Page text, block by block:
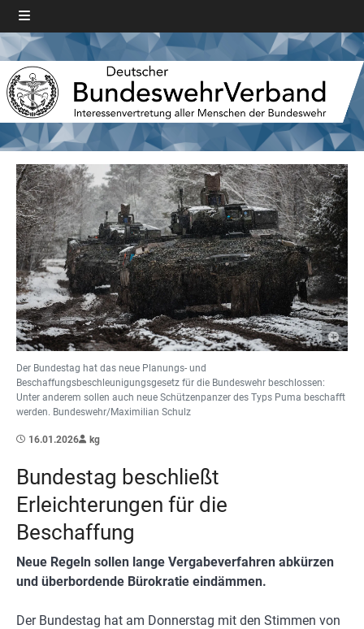
Der Bundestag hat das neue Planungs- und
Beschaffungsbeschleunigungsgesetz für die Bundeswehr beschlossen:
Unter anderem sollen auch neue Schützenpanzer des Typs Puma beschafft
werden. Bundeswehr/Maximilian Schulz
16.01.2026 kg
Bundestag beschließt
Erleichterungen für die
Beschaffung
Neue Regeln sollen lange Vergabeverfahren abkürzen
und überbordende Bürokratie eindämmen.
Der Bundestag hat am Donnerstag mit den Stimmen von